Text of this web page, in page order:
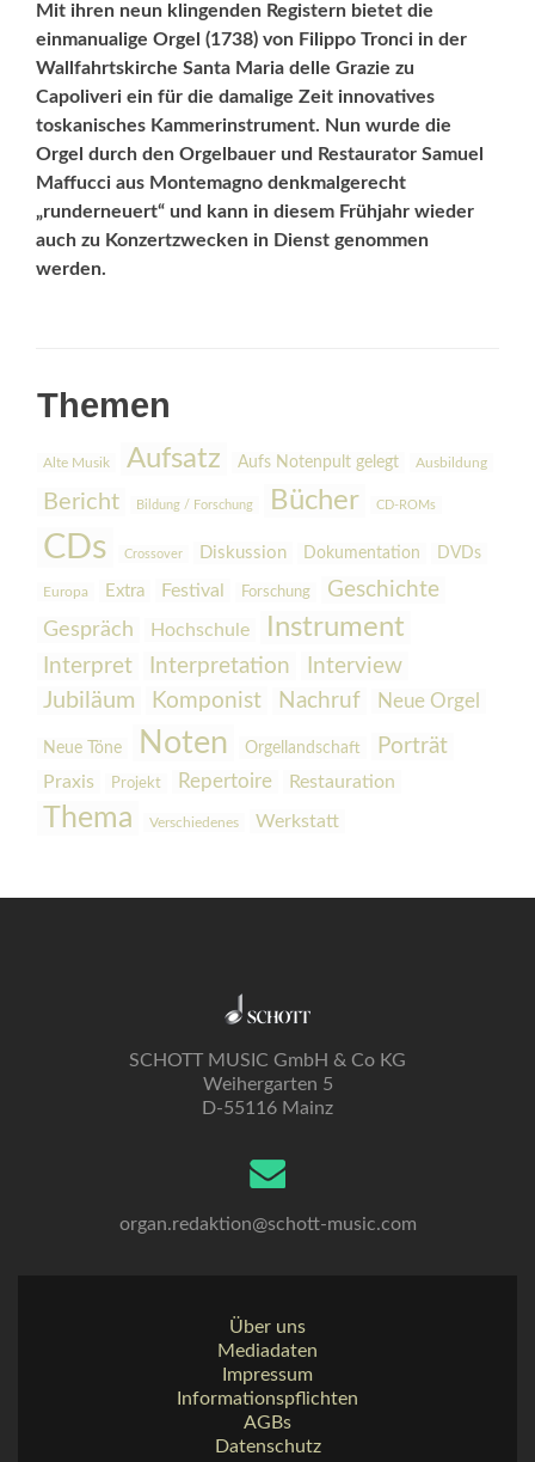
Mit ihren neun klingenden Registern bietet die
einmanualige Orgel (1738) von Filippo Tronci in der
Wallfahrtskirche Santa Maria delle Grazie zu
Capoliveri ein für die damalige Zeit innovatives
toskanisches Kammerinstrument. Nun wurde die
Orgel durch den Orgelbauer und Restaurator Samuel
Maffucci aus Montemagno denkmalgerecht
„runderneuert“ und kann in diesem Frühjahr wieder
auch zu Konzertzwecken in Dienst genommen
werden.
Themen
Alte Musik Aufsatz Aufs Notenpult gelegt Ausbildung
Bericht Bildung / Forschung Bücher CD-ROMs
CDs Crossover Diskussion Dokumentation DVDs
Europa Extra Festival Forschung Geschichte
Gespräch Hochschule Instrument
Interpret Interpretation
Interview
Jubiläum
Komponist Nachruf Neue Orgel
Neue Töne Noten Orgellandschaft Porträt
Praxis Projekt Repertoire Restauration
Thema Verschiedenes Werkstatt
SCHOTT MUSIC GmbH & Co KG
Weihergarten 5
D-55116 Mainz
organ.redaktion@schott-music.com
Über uns
Mediadaten
Impressum
Informationspflichten
AGBs
Datenschutz